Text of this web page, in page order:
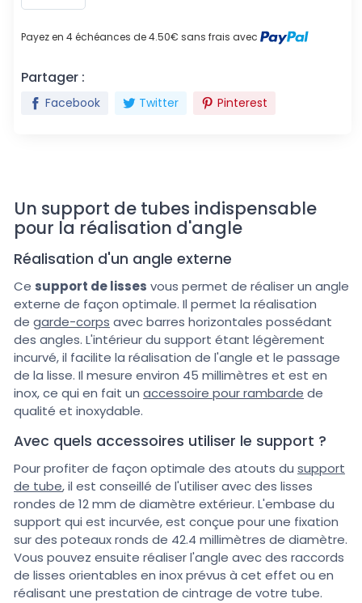
Payez en 4 échéances de 4.50€ sans frais avec
Partager :
Facebook Twitter Pinterest
Un support de tubes indispensable
pour la réalisation d'angle
Réalisation d'un angle externe
Ce support de lisses vous permet de réaliser un angle
externe de façon optimale. Il permet la réalisation
de garde-corps avec barres horizontales possédant
des angles. L'intérieur du support étant légèrement
incurvé, il facilite la réalisation de l'angle et le passage
de la lisse. Il mesure environ 45 millimètres et est en
inox, ce qui en fait un accessoire pour rambarde de
qualité et inoxydable.
Avec quels accessoires utiliser le support ?
Pour profiter de façon optimale des atouts du support
de tube, il est conseillé de l'utiliser avec des lisses
rondes de 12 mm de diamètre extérieur. L'embase du
support qui est incurvée, est conçue pour une fixation
sur des poteaux ronds de 42.4 millimètres de diamètre.
Vous pouvez ensuite réaliser l'angle avec des raccords
de lisses orientables en inox prévus à cet effet ou en
réalisant une prestation de cintrage de votre tube.